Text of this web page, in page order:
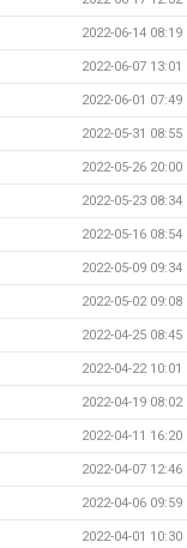
2022-06-14 08:19
2022-06-07 13:01
2022-06-01 07:49
2022-05-31 08:55
2022-05-26 20:00
2022-05-23 08:34
2022-05-16 08:54
2022-05-09 09:34
2022-05-02 09:08
2022-04-25 08:45
2022-04-22 10:01
2022-04-19 08:02
2022-04-11 16:20
2022-04-07 12:46
2022-04-06 09:59
2022-04-01 10:30